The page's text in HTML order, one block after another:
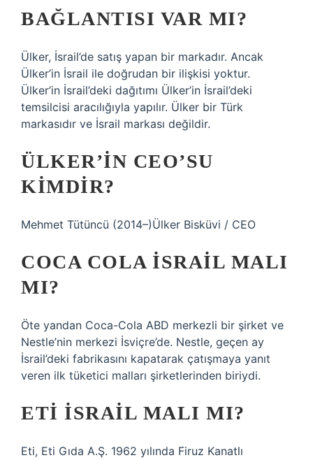
BAĞLANTISI VAR MI?
Ülker, İsrail’de satış yapan bir markadır. Ancak
Ülker’in İsrail ile doğrudan bir ilişkisi yoktur.
Ülker’in İsrail’deki dağıtımı Ülker’in İsrail’deki
temsilcisi aracılığıyla yapılır. Ülker bir Türk
markasıdır ve İsrail markası değildir.
ÜLKER’IN CEO’SU
KIMDIR?
Mehmet Tütüncü (2014–)Ülker Bisküvi / CEO
COCA COLA İSRAIL MALI
MI?
Öte yandan Coca-Cola ABD merkezli bir şirket ve
Nestle’nin merkezi İsviçre’de. Nestle, geçen ay
İsrail’deki fabrikasını kapatarak çatışmaya yanıt
veren ilk tüketici malları şirketlerinden biriydi.
ETI İSRAIL MALI MI?
Eti, Eti Gıda A.Ş. 1962 yılında Firuz Kanatlı